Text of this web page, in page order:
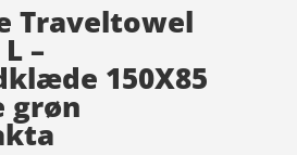
Traveltowel
–
150X85
grøn